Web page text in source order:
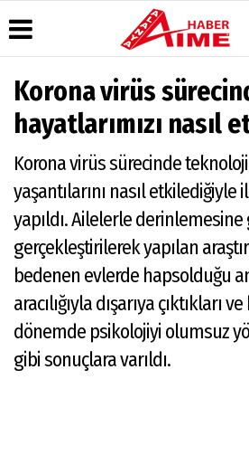
Üye Paneli
Haber
Arşivi
Arşivi
Günün
Haberleri
Durumu
Gazete
Manşetleri
Anketler
Biyografiler
Korona virüs
hayatlarımızı nasıl
Korona virüs sürecinde
yaşantılarını nasıl etkilediğiyle
yapıldı. Ailelerle
gerçekleştirilerek yapılan
bedenen evlerde hapsolduğu
aracılığıyla dışarıya çıktıkları
dönemde psikolojiyi olumsuz
gibi sonuçlara varıldı.